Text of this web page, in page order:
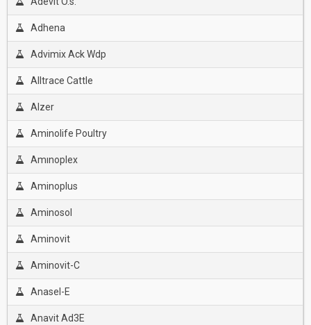
Adhena
Advimix Ack Wdp
Alltrace Cattle
Alzer
Aminolife Poultry
Amınoplex
Aminoplus
Aminosol
Aminovit
Aminovit-C
Anasel-E
Anavit Ad3E